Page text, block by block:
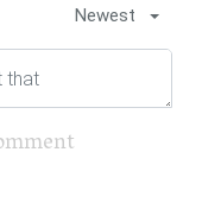
Newest